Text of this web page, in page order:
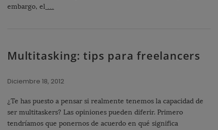
embargo, el …
Multitasking: tips para freelancers
Diciembre 18, 2012
¿Te has puesto a pensar si realmente tenemos la capacidad de
ser multitaskers? Las opiniones pueden diferir. Primero
tendríamos que ponernos de acuerdo en qué significa